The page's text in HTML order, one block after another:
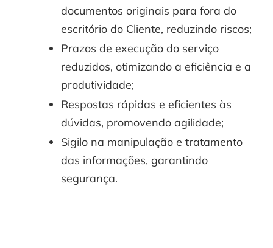
documentos originais para fora do
escritório do Cliente, reduzindo riscos;
Prazos de execução do serviço
reduzidos, otimizando a eficiência e a
produtividade;
Respostas rápidas e eficientes às
dúvidas, promovendo agilidade;
Sigilo na manipulação e tratamento
das informações, garantindo
segurança.